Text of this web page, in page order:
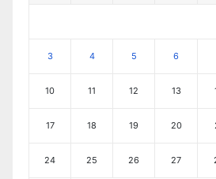
3 4 5 6
10 11 12 13
17 18 19 20
24 25 26 27